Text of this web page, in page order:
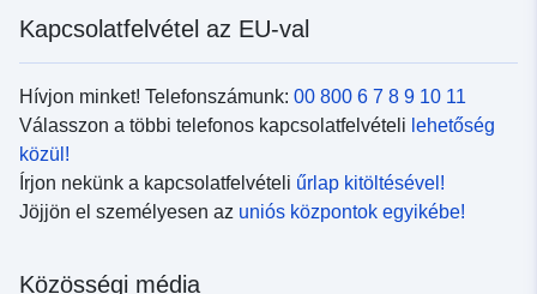
Kapcsolatfelvétel az EU-val
Hívjon minket! Telefonszámunk: 00 800 6 7 8 9 10 11
Válasszon a többi telefonos kapcsolatfelvételi lehetőség
közül!
Írjon nekünk a kapcsolatfelvételi űrlap kitöltésével!
Jöjjön el személyesen az uniós központok egyikébe!
Közösségi média